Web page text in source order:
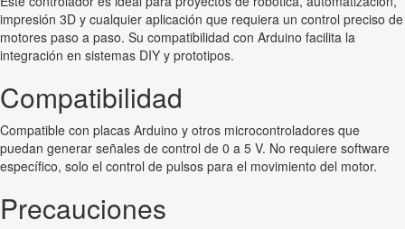
impresión 3D y cualquier aplicación que requiera un control preciso de
motores paso a paso. Su compatibilidad con Arduino facilita la
integración en sistemas DIY y prototipos.
Compatibilidad
Compatible con placas Arduino y otros microcontroladores que
puedan generar señales de control de 0 a 5 V. No requiere software
específico, solo el control de pulsos para el movimiento del motor.
Precauciones